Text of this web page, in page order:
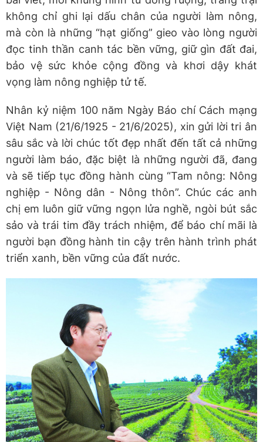
không chỉ ghi lại dấu chân của người làm nông,
mà còn là những “hạt giống” gieo vào lòng người
đọc tinh thần canh tác bền vững, giữ gìn đất đai,
bảo vệ sức khỏe cộng đồng và khơi dậy khát
vọng làm nông nghiệp tử tế.
Nhân kỷ niệm 100 năm Ngày Báo chí Cách mạng
Việt Nam (21/6/1925 - 21/6/2025), xin gửi lời tri ân
sâu sắc và lời chúc tốt đẹp nhất đến tất cả những
người làm báo, đặc biệt là những người đã, đang
và sẽ tiếp tục đồng hành cùng “Tam nông: Nông
nghiệp - Nông dân - Nông thôn”. Chúc các anh
chị em luôn giữ vững ngọn lửa nghề, ngòi bút sắc
sảo và trái tim đầy trách nhiệm, để báo chí mãi là
người bạn đồng hành tin cậy trên hành trình phát
triển xanh, bền vững của đất nước.